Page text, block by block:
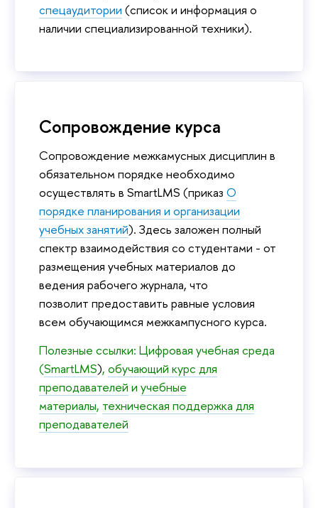
спецаудитории (список и информация о
наличии специализированной техники).
Сопровождение курса
Сопровождение межкамусных дисциплин в
обязательном порядке необходимо
осуществлять в SmartLMS (приказ О
порядке планирования и организации
учебных занятий). Здесь заложен полный
спектр взаимодействия со студентами - от
размещения учебных материалов до
ведения рабочего журнала, что
позволит предоставить равные условия
всем обучающимся межкампусного курса.
Полезные ссылки: Цифровая учебная среда
(SmartLMS), обучающий курс для
преподавателей и учебные
материалы, техническая поддержка для
преподавателей